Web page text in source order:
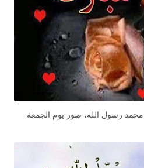
محمد رسول الله، صور يوم الجمعة